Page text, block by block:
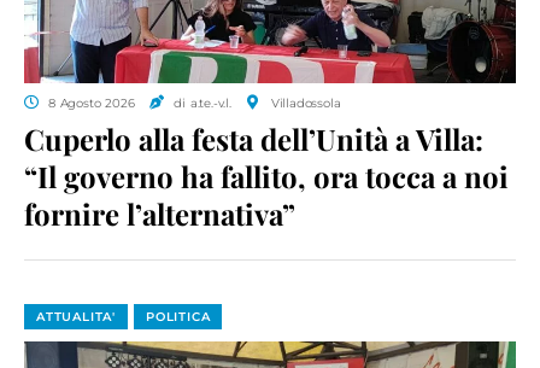
8 Agosto 2026 di a.te.-v.l. Villadossola
Cuperlo alla festa dell’Unità a Villa:
“Il governo ha fallito, ora tocca a noi
fornire l’alternativa”
ATTUALITA' POLITICA